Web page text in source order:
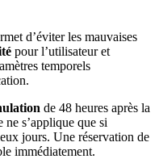
d’éviter les mauvaises
pour l’utilisateur et
temporels
de 48 heures après la
s’applique que si
jours. Une réservation de
immédiatement.